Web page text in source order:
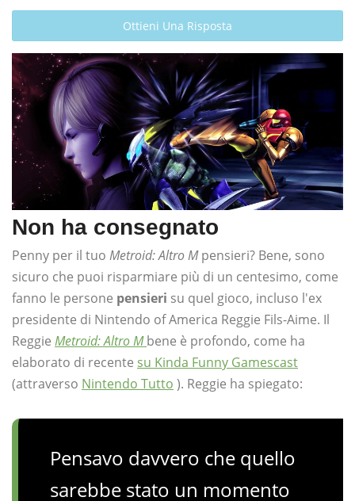
Ottieni Una Risposta
Non ha consegnato
Penny per il tuo Metroid: Altro Mpensieri? Bene, sono
sicuro che puoi risparmiare più di un centesimo, come
fanno le persone pensieri su quel gioco, incluso l'ex
presidente di Nintendo of America Reggie Fils-Aime. Il
Reggie Metroid: Altro M bene è profondo, come ha
elaborato di recente su Kinda Funny Gamescast
(attraverso Nintendo Tutto ). Reggie ha spiegato:
Pensavo davvero che quello
sarebbe stato un momento